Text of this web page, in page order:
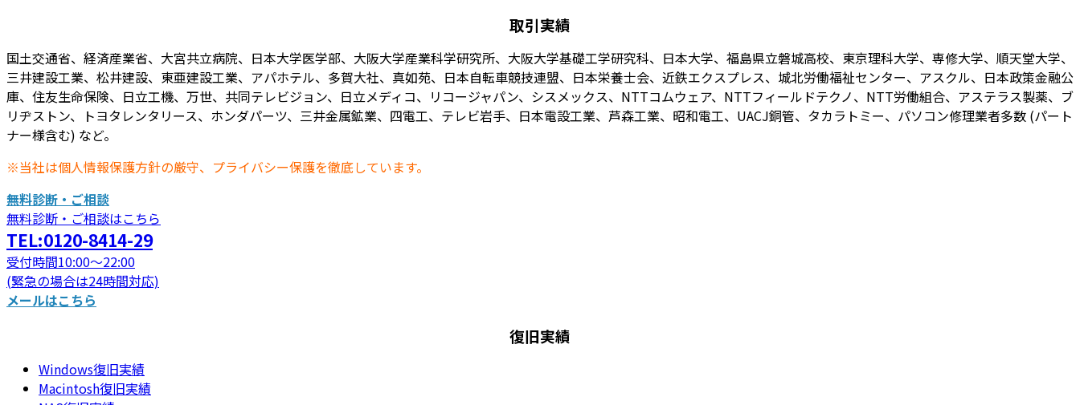
取引実績
国土交通省、経済産業省、大宮共立病院、日本大学医学部、大阪大学産業科学研究所、大阪大学基礎工学研究科、日本大学、福島県立磐城高校、東京理科大学、専修大学、順天堂大学、
三井建設工業、松井建設、東亜建設工業、アパホテル、多賀大社、真如苑、日本自転車競技連盟、日本栄養士会、近鉄エクスプレス、城北労働福祉センター、アスクル、日本政策金融公
庫、住友生命保険、日立工機、万世、共同テレビジョン、日立メディコ、リコージャパン、シスメックス、NTTコムウェア、NTTフィールドテクノ、NTT労働組合、アステラス製薬、ブ
リヂストン、トヨタレンタリース、ホンダパーツ、三井金属鉱業、四電工、テレビ岩手、日本電設工業、芦森工業、昭和電工、UACJ銅管、タカラトミー、パソコン修理業者多数 (パート
ナー様含む) など。
※当社は個人情報保護方針の厳守、プライバシー保護を徹底しています。
無料診断・ご相談
無料診断・ご相談はこちら
TEL:0120-8414-29
受付時間10:00～22:00
(緊急の場合は24時間対応)
メールはこちら
復旧実績
Windows復旧実績
Macintosh復旧実績